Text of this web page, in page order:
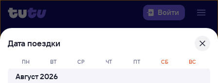
Войти
Выберите день, чтобы найти
билеты Анапа — Чаны
Откуда
Дата поездки
ПН ВТ СР ЧТ ПТ СБ ВС
Август 2026